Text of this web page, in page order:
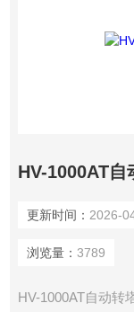
HV-1000AT
更新时间： 2026-04-
浏览量： 3789
HV-1000AT自动转